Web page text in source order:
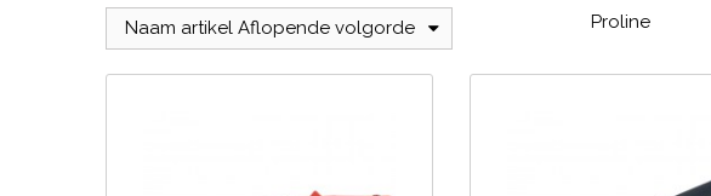
Naam artikel Aflopende volgorde
Proline